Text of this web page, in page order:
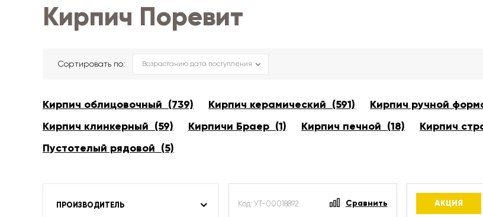
Кирпич Поревит
Сортировать по:
Кирпич облицовочный (739) Кирпич керамический (591) Кирпич ручной
Кирпич клинкерный (59)
Кирпичи Браер (1) Кирпич печной (18) Кирпич
Пустотелый рядовой (5)
ПРОИЗВОДИТЕЛЬ Код: УТ-00018892 Сравнить АКЦИЯ